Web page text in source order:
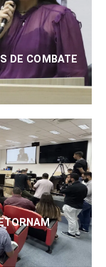
DE COMBATE